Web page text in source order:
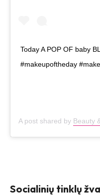
Today A POP OF baby
#makeupoftheday
A post shared by Beauty
Socialinių tinklų